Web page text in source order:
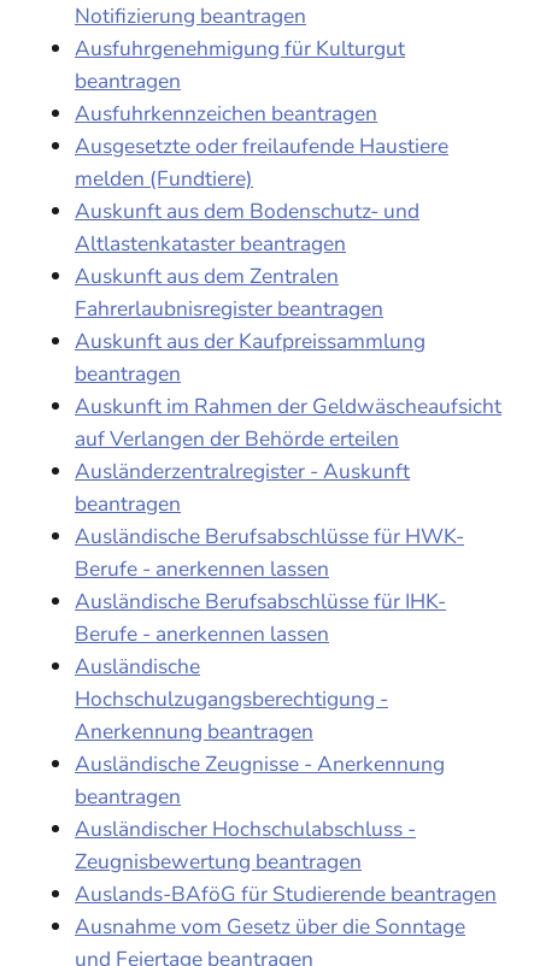
Notifizierung beantragen
Ausfuhrgenehmigung für Kulturgut
beantragen
Ausfuhrkennzeichen beantragen
Ausgesetzte oder freilaufende Haustiere
melden (Fundtiere)
Auskunft aus dem Bodenschutz- und
Altlastenkataster beantragen
Auskunft aus dem Zentralen
Fahrerlaubnisregister beantragen
Auskunft aus der Kaufpreissammlung
beantragen
Auskunft im Rahmen der Geldwäscheaufsicht
auf Verlangen der Behörde erteilen
Ausländerzentralregister - Auskunft
beantragen
Ausländische Berufsabschlüsse für HWK-
Berufe - anerkennen lassen
Ausländische Berufsabschlüsse für IHK-
Berufe - anerkennen lassen
Ausländische
Hochschulzugangsberechtigung -
Anerkennung beantragen
Ausländische Zeugnisse - Anerkennung
beantragen
Ausländischer Hochschulabschluss -
Zeugnisbewertung beantragen
Auslands-BAföG für Studierende beantragen
Ausnahme vom Gesetz über die Sonntage
und Feiertage beantragen